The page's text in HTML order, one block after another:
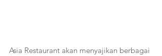
Asia Restaurant akan menyajikan berbagai